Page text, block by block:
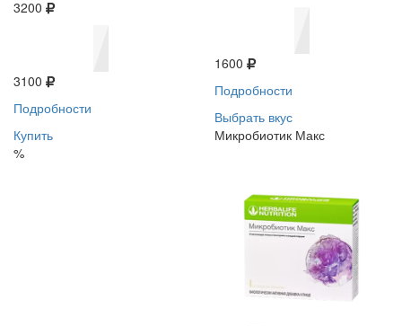
3200
3100
Подробности
Купить
%
1600
Подробности
Выбрать вкус
Микробиотик Макс